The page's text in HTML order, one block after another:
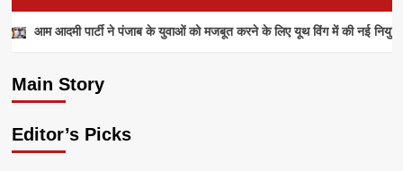
आम आदमी पार्टी ने पंजाब के युवाओं को मजबूत करने के लिए यूथ विंग में की नई
Main Story
आम आदमी पार्टी ने पंजाब के युवाओं को मजबूत करने के
admin July 28, 2026
Editor’s Picks